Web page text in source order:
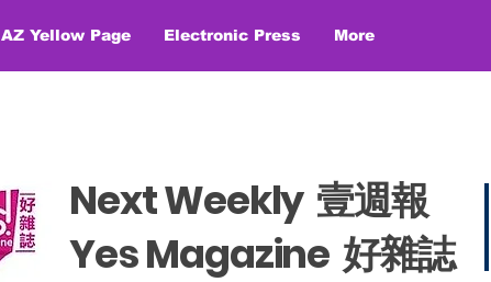
AZ Yellow Page Electronic Press More
Next Weekly 壹週報
​​Yes Magazine 好雜誌